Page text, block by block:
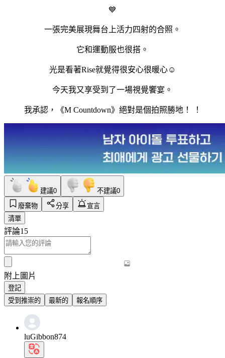
💙
一張完美展現舞台上活力四射的合照。
它和運動服也很搭。
光是看著Rise就覺得很安心很暖心☺️
今天我又享受到了一場視覺饗宴。
我承認，《M Countdown》絕對是個拍照勝地！ ！
建議0 不建議0
廢棄物
分享
宣言
清單
評論15
附上圖片
登記
受到推崇的
最新的 報名順序
luGibbon874